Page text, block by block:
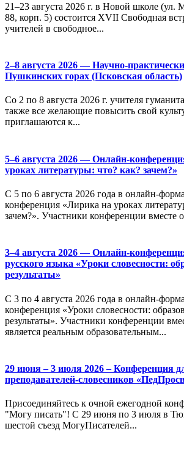
21–23 августа 2026 г. в Новой школе (ул.
88, корп. 5) состоится XVII Свободная
учителей в свободное...
2–8 августа 2026 — Научно-
Пушкинских горах (Псковская область)
Со 2 по 8 августа 2026 г. учителя
также все желающие повысить свой
приглашаются к...
5–6 августа 2026 — Онлайн-
уроках литературы: что? как? зачем?»
С 5 по 6 августа 2026 года в онлайн-
конференция «Лирика на уроках
зачем?». Участники конференции вместе
3–4 августа 2026 — Онлайн-
русского языка «Уроки словесности:
результаты»
С 3 по 4 августа 2026 года в онлайн-
конференция «Уроки словесности:
результаты». Участники конференции
является реальным образовательным...
29 июня – 3 июля 2026 – Конференция
преподавателей-словесников
Присоединяйтесь к очной ежегодной
"Могу писать"! С 29 июня по 3 июля в
шестой съезд МогуПисателей...